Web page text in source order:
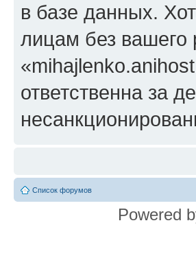
в базе данных.
лицам без вашего
ответственна за
Список форумов
Powered